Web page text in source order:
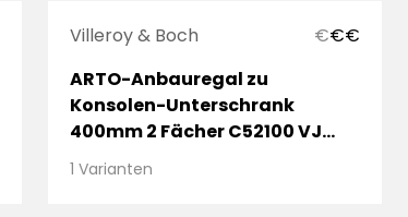
Villeroy & Boch €€€
ARTO-Anbauregal zu
Konsolen-Unterschrank
400mm 2 Fächer C52100 VJ
Nordic Oak
1 Varianten